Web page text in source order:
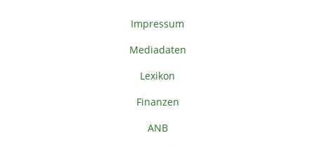
Impressum
Mediadaten
Lexikon
Finanzen
ANB